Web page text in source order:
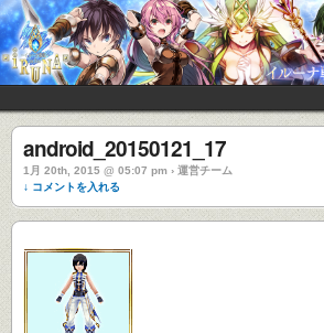
android_20150121_17
1月 20th, 2015 @ 05:07 pm › 運営チーム
↓ コメントを入れる